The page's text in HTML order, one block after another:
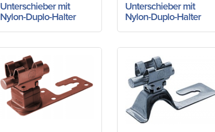
Unterschieber mit
Nylon-Duplo-Halter
Unterschieber mit
Nylon-Duplo-Halter